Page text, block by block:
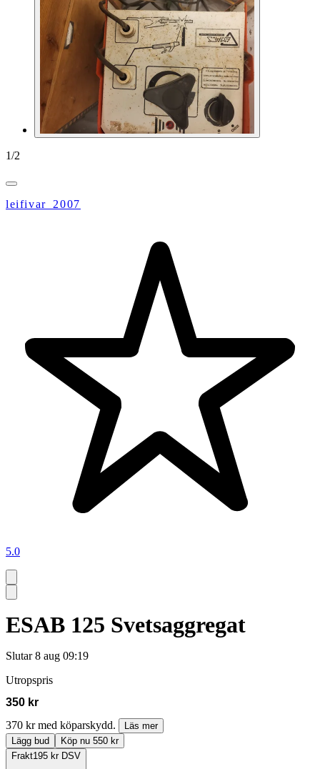
1/2
leifivar_2007
5.0
ESAB 125 Svetsaggregat
Slutar 8 aug 09:19
Utropspris
350 kr
370 kr med köparskydd.
Läs mer
Lägg bud
Köp nu 550 kr
Frakt195 kr DSV